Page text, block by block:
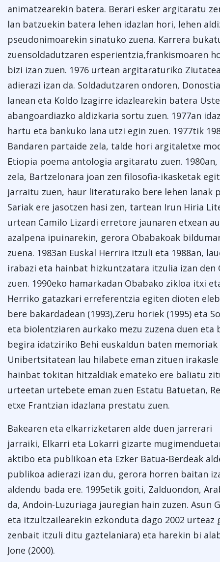
animatzearekin batera. Berari esker argitaratu
lan batzuekin batera lehen idazlan hori, lehen
pseudonimoarekin sinatuko zuena. Karrera
zuensoldadutzaren esperientzia,frankismoaren
bizi izan zuen. 1976 urtean argitaraturiko
adierazi izan da. Soldadutzaren ondoren,
lanean eta Koldo Izagirre idazlearekin batera
abangoardiazko aldizkaria sortu zuen. 1977an
hartu eta bankuko lana utzi egin zuen. 1977tik
Bandaren partaide zela, talde hori argitaletxe
Etiopia poema antologia argitaratu zuen.
zela, Bartzelonara joan zen filosofia-ikasketak
jarraitu zuen, haur literaturako bere lehen lanak
Sariak ere jasotzen hasi zen, tartean Irun Hiria
urtean Camilo Lizardi erretore jaunaren etxean
azalpena ipuinarekin, gerora Obabakoak
zuena. 1983an Euskal Herrira itzuli eta 1988an,
irabazi eta hainbat hizkuntzatara itzulia izan
zuen. 1990eko hamarkadan Obabako zikloa itxi
Herriko gatazkari erreferentzia egiten dioten
bere bakardadean (1993),Zeru horiek (1995) eta
eta biolentziaren aurkako mezu zuzena duen
begira idatziriko Behi euskaldun baten memoriak
Unibertsitatean lau hilabete eman zituen
hainbat tokitan hitzaldiak emateko ere baliatu
urteetan urtebete eman zuen Estatu Batuetan,
etxe Frantzian idazlana prestatu zuen.
Bakearen eta elkarrizketaren alde duen jarrerari
jarraiki, Elkarri eta Lokarri gizarte
aktibo eta publikoan eta Ezker Batua-Berdeak
publikoa adierazi izan du, gerora horren baitan
aldendu bada ere. 1995etik goiti, Zalduondon,
da, Andoin-Luzuriaga jauregian hain zuzen. Asun
eta itzultzailearekin ezkonduta dago 2002 urteaz
zenbait itzuli ditu gaztelaniara) eta harekin bi
Jone (2000).